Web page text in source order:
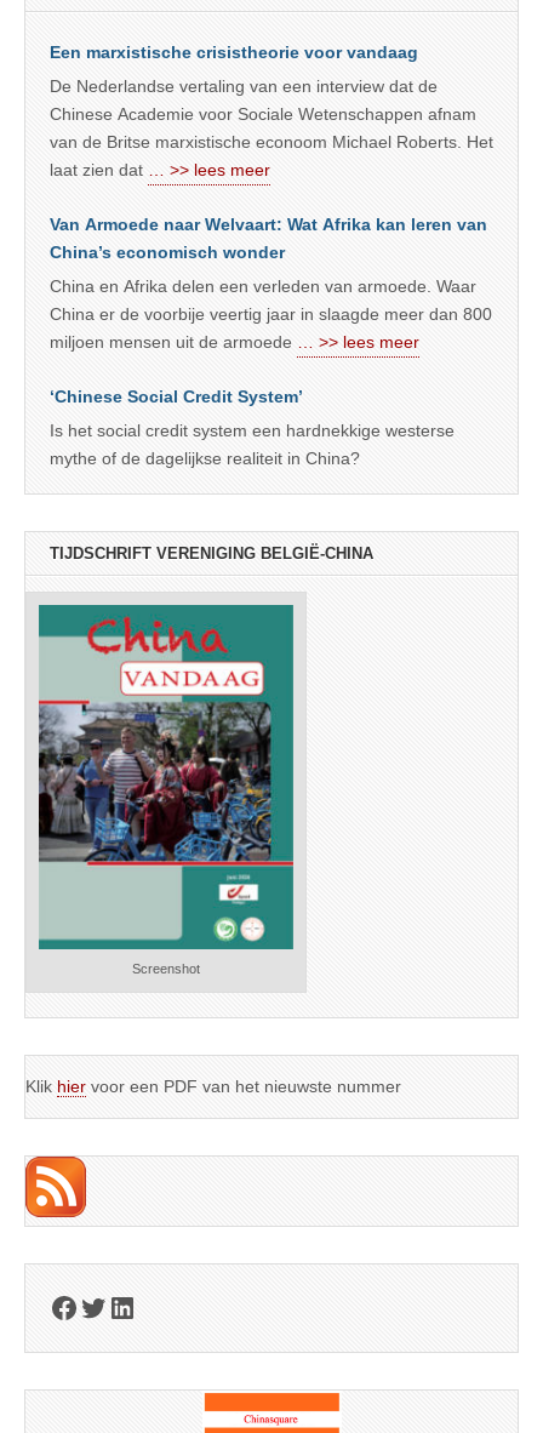
Een marxistische crisistheorie voor vandaag
De Nederlandse vertaling van een interview dat de
Chinese Academie voor Sociale Wetenschappen afnam
van de Britse marxistische econoom Michael Roberts. Het
laat zien dat
… >> lees meer
Van Armoede naar Welvaart: Wat Afrika kan leren van
China’s economisch wonder
China en Afrika delen een verleden van armoede. Waar
China er de voorbije veertig jaar in slaagde meer dan 800
miljoen mensen uit de armoede
… >> lees meer
‘Chinese Social Credit System’
Is het social credit system een hardnekkige westerse
mythe of de dagelijkse realiteit in China?
TIJDSCHRIFT VERENIGING BELGIË-CHINA
Screenshot
Klik hier voor een PDF van het nieuwste nummer
Facebook
Twitter
LinkedIn